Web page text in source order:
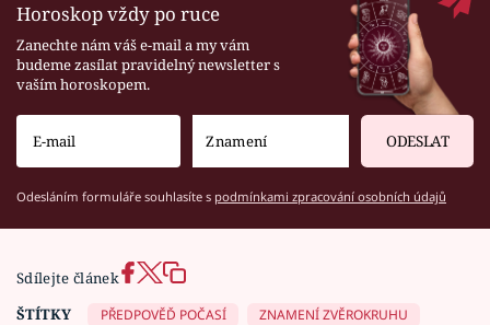
Horoskop vždy po ruce
Zanechte nám váš e-mail a my vám
budeme zasílat pravidelný newsletter s
vaším horoskopem.
ODESLAT
Odesláním formuláře souhlasíte s podmínkami zpracování osobních údajů
Sdílejte článek
ŠTÍTKY
PŘEDPOVĚĎ POČASÍ
ZNAMENÍ ZVĚROKRUHU